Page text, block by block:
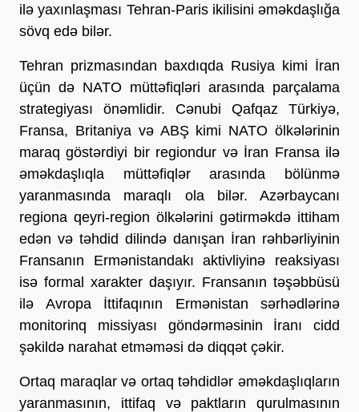
ilə yaxınlaşması Tehran-Paris ikilisini əməkdaşlığa
sövq edə bilər.
Tehran prizmasından baxdıqda Rusiya kimi İran
üçün də NATO müttəfiqləri arasında parçalama
strategiyası önəmlidir. Cənubi Qafqaz Türkiyə,
Fransa, Britaniya və ABŞ kimi NATO ölkələrinin
maraq göstərdiyi bir regiondur və İran Fransa ilə
əməkdaşlıqla müttəfiqlər arasında bölünmə
yaranmasında maraqlı ola bilər. Azərbaycanı
regiona qeyri-region ölkələrini gətirməkdə ittiham
edən və təhdid dilində danışan İran rəhbərliyinin
Fransanın Ermənistandakı aktivliyinə reaksiyası
isə formal xarakter daşıyır. Fransanın təşəbbüsü
ilə Avropa İttifaqının Ermənistan sərhədlərinə
monitorinq missiyası göndərməsinin İranı cidd
şəkildə narahat etməməsi də diqqət çəkir.
Ortaq maraqlar və ortaq təhdidlər əməkdaşlıqların
yaranmasının, ittifaq və paktların qurulmasının